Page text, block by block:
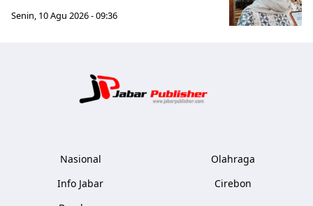
Senin, 10 Agu 2026 - 09:36
Nasional
Info Jabar
Olahraga
Cirebon